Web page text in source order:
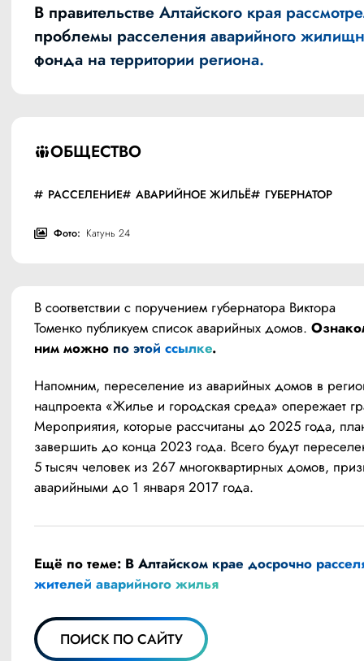
ОБЩЕСТВО
РАССЕЛЕНИЕ АВАРИЙНОЕ ЖИЛЬЁ ГУБЕРНАТОР
Фото: Катунь 24
В правительстве Алтайского края
проблемы расселения аварийного
фонда на территории региона.
В соответствии с поручением губернатора Виктора
Томенко публикуем список аварийных домов.
ним можно по этой ссылке.
Напомним, переселение из аварийных домов в
нацпроекта «Жилье и городская среда» опережает
Мероприятия, которые рассчитаны до 2025 года,
завершить до конца 2023 года. Всего будут
5 тысяч человек из 267 многоквартирных домов,
аварийными до 1 января 2017 года.
Ещё по теме: В Алтайском крае досрочно
жителей аварийного жилья
ПОИСК ПО САЙТУ